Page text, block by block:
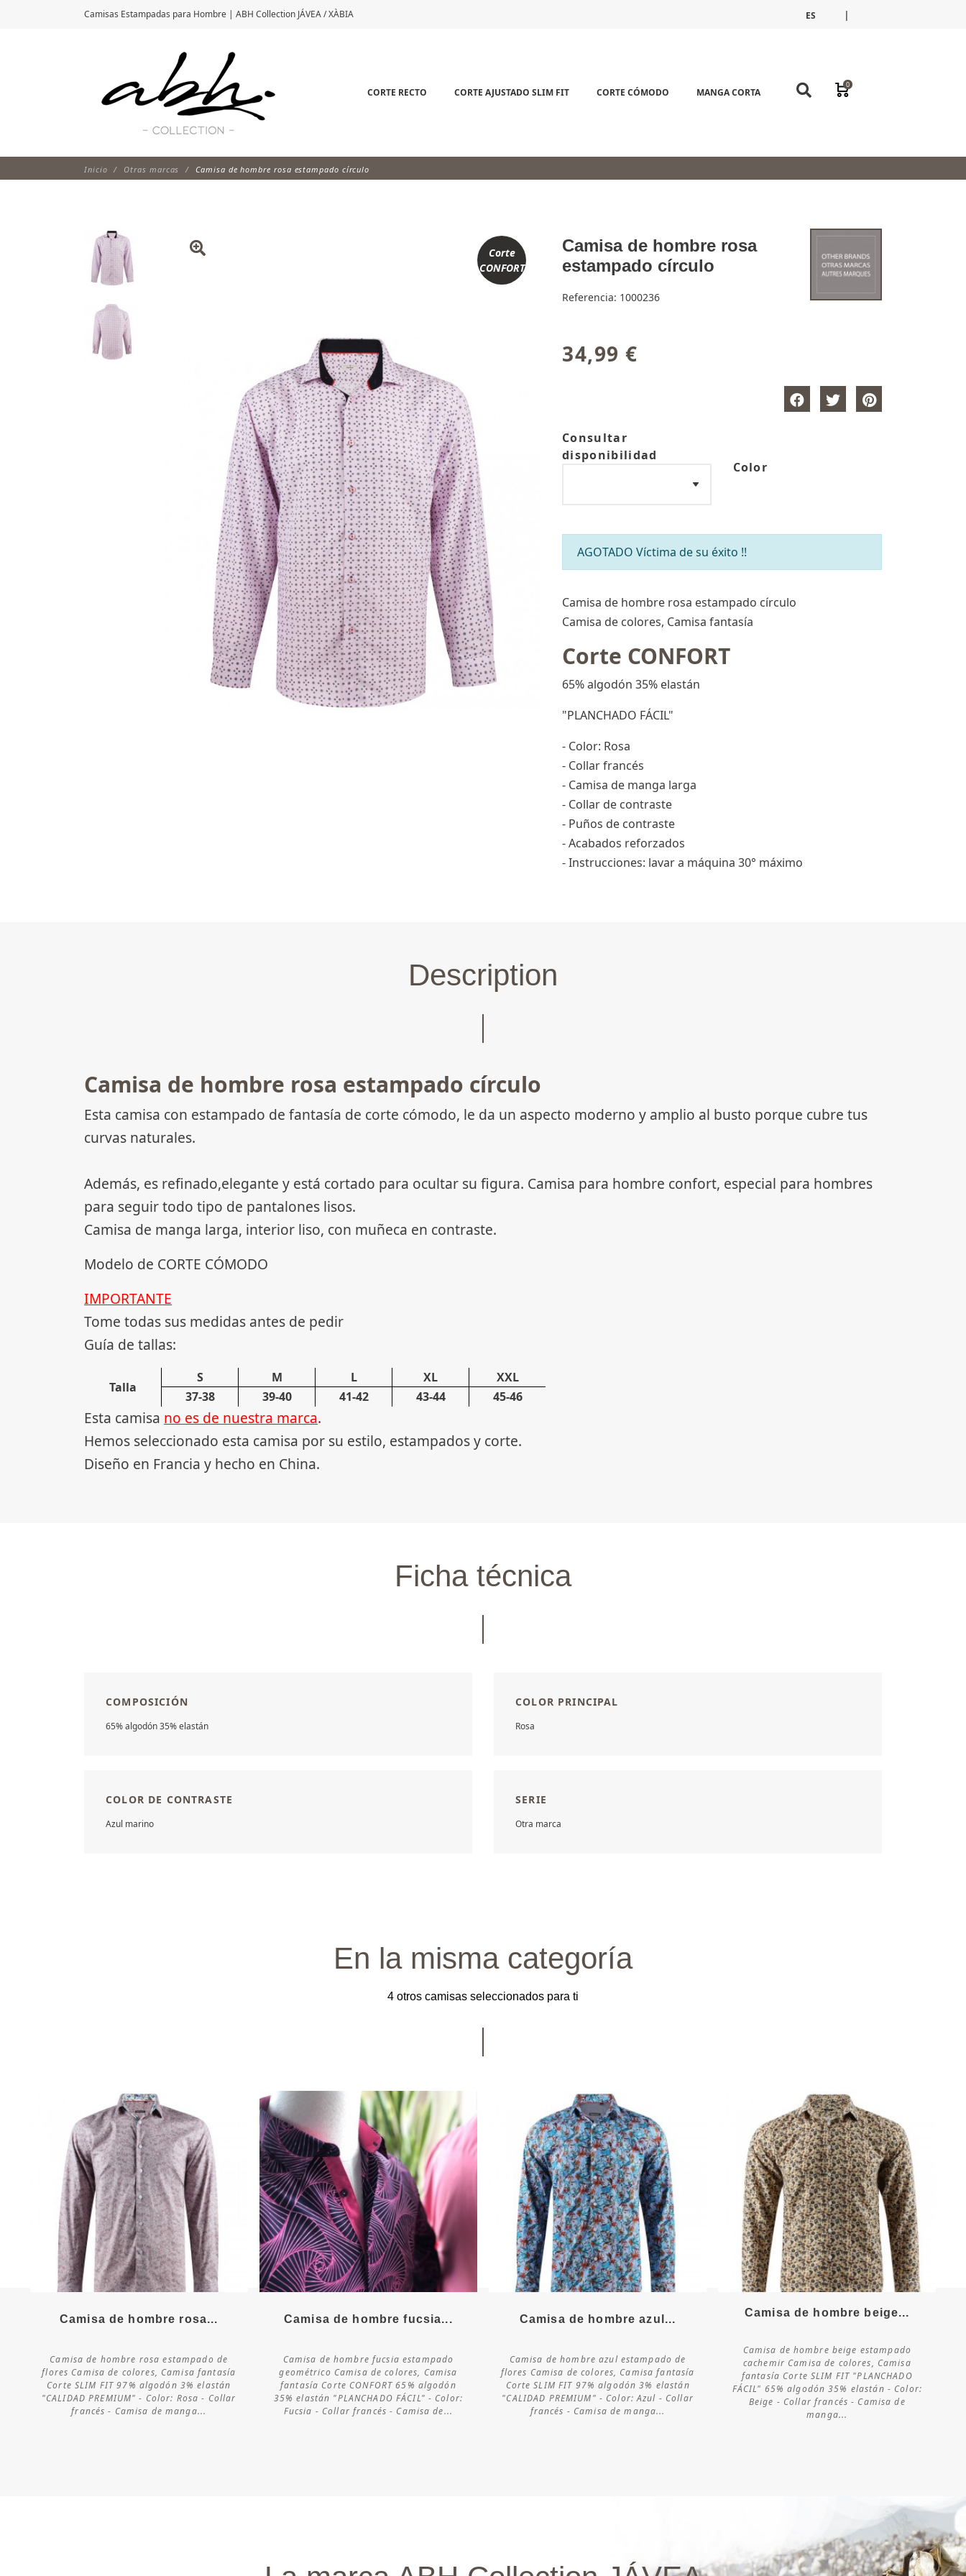
Camisas Estampadas para Hombre | ABH Collection JÁVEA / XÀBIA
ES
|
CORTE RECTO CORTE AJUSTADO SLIM FIT CORTE CÓMODO MANGA CORTA
0
Inicio Otras marcas Camisa de hombre rosa estampado círculo
Corte
CONFORT
Camisa de hombre rosa
estampado círculo
Referencia: 1000236
34,99 €
Consultar
disponibilidad
Color
AGOTADO Víctima de su éxito !!
Camisa de hombre rosa estampado círculo
Camisa de colores, Camisa fantasía
Corte CONFORT
65% algodón 35% elastán
"PLANCHADO FÁCIL"
- Color: Rosa
- Collar francés
- Camisa de manga larga
- Collar de contraste
- Puños de contraste
- Acabados reforzados
- Instrucciones: lavar a máquina 30° máximo
Description
Camisa de hombre rosa estampado círculo
Esta camisa con estampado de fantasía de corte cómodo, le da un aspecto moderno y amplio al busto porque cubre tus
curvas naturales.
Además, es refinado,elegante y está cortado para ocultar su figura. Camisa para hombre confort, especial para hombres
para seguir todo tipo de pantalones lisos.
Camisa de manga larga, interior liso, con muñeca en contraste.
Modelo de CORTE CÓMODO
IMPORTANTE
Tome todas sus medidas antes de pedir
Guía de tallas:
Talla
S M L XL
XXL
37-38
39-40 41-42 43-44 45-46
Esta camisa no es de nuestra marca.
Hemos seleccionado esta camisa por su estilo, estampados y corte.
Diseño en Francia y hecho en China.
Ficha técnica
COMPOSICIÓN
65% algodón 35% elastán
COLOR PRINCIPAL
Rosa
COLOR DE CONTRASTE
Azul marino
SERIE
Otra marca
En la misma categoría
4 otros camisas seleccionados para ti
Consultar
disponibilidad
Más detalles
Camisa de hombre rosa...
Camisa de hombre rosa estampado de
flores Camisa de colores, Camisa fantasía
Corte SLIM FIT 97% algodón 3% elastán
"CALIDAD PREMIUM" - Color: Rosa - Collar
francés - Camisa de manga...
Consultar
disponibilidad
Más detalles
Camisa de hombre fucsia...
Camisa de hombre fucsia estampado
geométrico Camisa de colores, Camisa
fantasía Corte CONFORT 65% algodón
35% elastán "PLANCHADO FÁCIL" - Color:
Fucsia - Collar francés - Camisa de...
Consultar
disponibilidad
Más detalles
Camisa de hombre azul...
Camisa de hombre azul estampado de
flores Camisa de colores, Camisa fantasía
Corte SLIM FIT 97% algodón 3% elastán
"CALIDAD PREMIUM" - Color: Azul - Collar
francés - Camisa de manga...
Consultar
disponibilidad
Más detalles
Camisa de hombre beige...
Camisa de hombre beige estampado
cachemir Camisa de colores, Camisa
fantasía Corte SLIM FIT "PLANCHADO
FÁCIL" 65% algodón 35% elastán - Color:
Beige - Collar francés - Camisa de
manga...